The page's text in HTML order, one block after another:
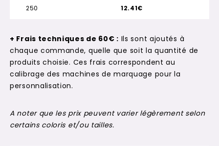
250 12.41€
+ Frais techniques de 60€ : Ils sont ajoutés à
chaque commande, quelle que soit la quantité de
produits choisie. Ces frais correspondent au
calibrage des machines de marquage pour la
personnalisation.
A noter que les prix peuvent varier légèrement selon
certains coloris et/ou tailles.